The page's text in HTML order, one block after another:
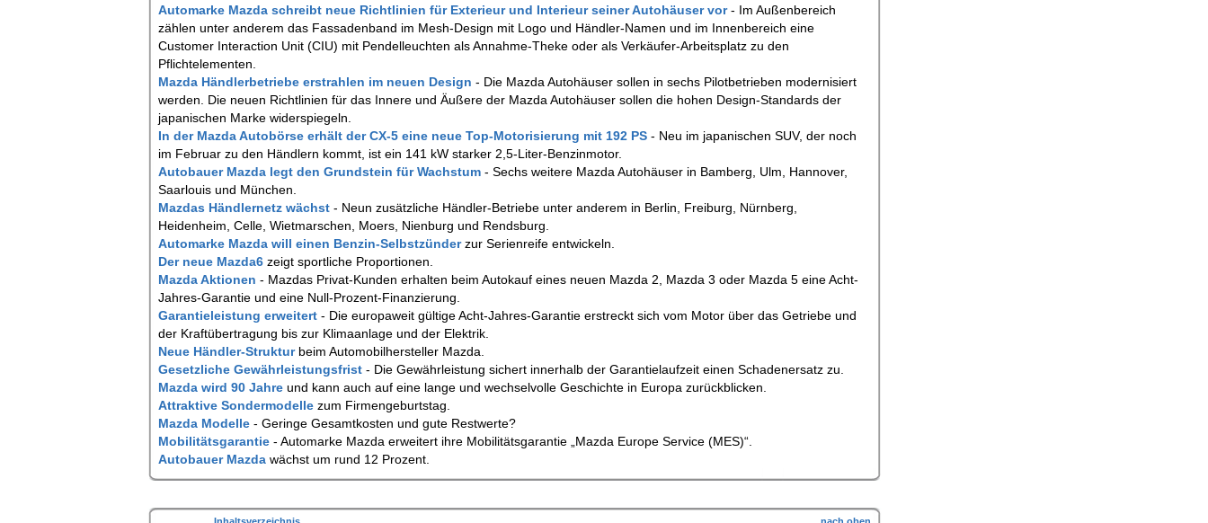
Automarke Mazda schreibt neue Richtlinien für Exterieur und Interieur seiner Autohäuser vor- Im Außenbereich
zählen unter anderem das Fassadenband im Mesh-Design mit Logo und Händler-Namen und im Innenbereich eine
Customer Interaction Unit (CIU) mit Pendelleuchten als Annahme-Theke oder als Verkäufer-Arbeitsplatz zu den
Pflichtelementen.
Mazda Händlerbetriebe erstrahlen im neuen Design - Die Mazda Autohäuser sollen in sechs Pilotbetrieben modernisiert
werden. Die neuen Richtlinien für das Innere und Äußere der Mazda Autohäuser sollen die hohen Design-Standards der
japanischen Marke widerspiegeln.
In der Mazda Autobörse erhält der CX-5 eine neue Top-Motorisierung mit 192 PS - Neu im japanischen SUV, der noch
im Februar zu den Händlern kommt, ist ein 141 kW starker 2,5-Liter-Benzinmotor.
Autobauer Mazda legt den Grundstein für Wachstum - Sechs weitere Mazda Autohäuser in Bamberg, Ulm, Hannover,
Saarlouis und München.
Mazdas Händlernetz wächst - Neun zusätzliche Händler-Betriebe unter anderem in Berlin, Freiburg, Nürnberg,
Heidenheim, Celle, Wietmarschen, Moers, Nienburg und Rendsburg.
Automarke Mazda will einen Benzin-Selbstzünderzur Serienreife entwickeln.
Der neue Mazda6 zeigt sportliche Proportionen.
Mazda Aktionen - Mazdas Privat-Kunden erhalten beim Autokauf eines neuen Mazda 2, Mazda 3 oder Mazda 5 eine Acht-
Jahres-Garantie und eine Null-Prozent-Finanzierung.
Garantieleistung erweitert - Die europaweit gültige Acht-Jahres-Garantie erstreckt sich vom Motor über das Getriebe und
der Kraftübertragung bis zur Klimaanlage und der Elektrik.
Neue Händler-Struktur beim Automobilhersteller Mazda.
Gesetzliche Gewährleistungsfrist - Die Gewährleistung sichert innerhalb der Garantielaufzeit einen Schadenersatz zu.
Mazda wird 90 Jahre und kann auch auf eine lange und wechselvolle Geschichte in Europa zurückblicken.
Attraktive Sondermodelle zum Firmengeburtstag.
Mazda Modelle - Geringe Gesamtkosten und gute Restwerte?
Mobilitätsgarantie - Automarke Mazda erweitert ihre Mobilitätsgarantie „Mazda Europe Service (MES)“.
Autobauer Mazda wächst um rund 12 Prozent.